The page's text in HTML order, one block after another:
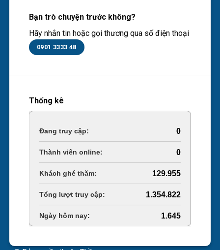
Bạn trò chuyện trước không?
Hãy nhắn tin hoặc gọi thương qua số điện thoại
0901 3333 48
Thống kê
Online Visitors: 0
Today's Views: 0
Last 30 Days Views: 129.955
Total Views: 1.354.822
Total Users: 1.645